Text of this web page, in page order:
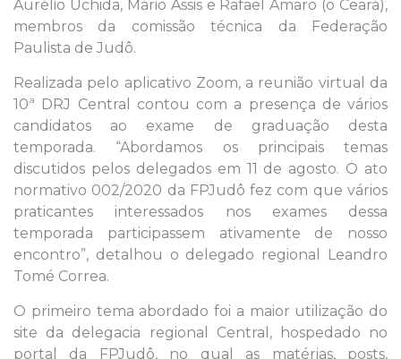
Aurélio Uchida, Mário Assis e Rafael Amaro (o Ceará),
membros da comissão técnica da Federação
Paulista de Judô.
Realizada pelo aplicativo Zoom, a reunião virtual da
10ª DRJ Central contou com a presença de vários
candidatos ao exame de graduação desta
temporada. “Abordamos os principais temas
discutidos pelos delegados em 11 de agosto. O ato
normativo 002/2020 da FPJudô fez com que vários
praticantes interessados nos exames dessa
temporada participassem ativamente de nosso
encontro”, detalhou o delegado regional Leandro
Tomé Correa.
O primeiro tema abordado foi a maior utilização do
site da delegacia regional Central, hospedado no
portal da FPJudô, no qual as matérias, posts,